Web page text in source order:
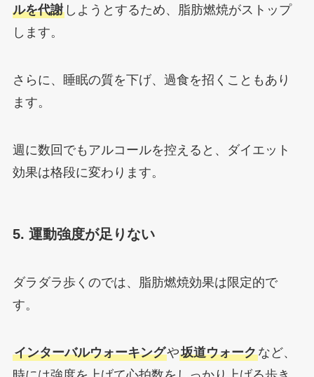
ルを代謝しようとするため、脂肪燃焼がストップ
します。
さらに、睡眠の質を下げ、過食を招くこともあり
ます。
週に数回でもアルコールを控えると、ダイエット
効果は格段に変わります。
5. 運動強度が足りない
ダラダラ歩くのでは、脂肪燃焼効果は限定的で
す。
インターバルウォーキングや坂道ウォークなど、